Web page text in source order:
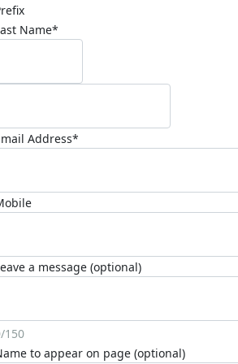
Name*
Address*
a message (optional)
150
to appear on page (optional)